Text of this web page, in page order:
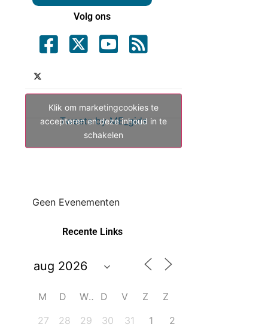
Volg ons
Tweets by ME_gids
Klik om marketingcookies te
accepteren en deze inhoud in te
schakelen
Geen Evenementen
Recente Links
M D W D V Z
Z
27
28 29 30 31 1
2